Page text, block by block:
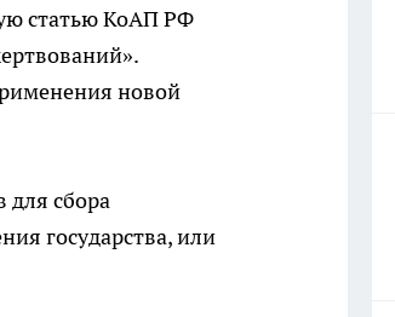
статью КоАП РФ
новой
для сбора
государства, или